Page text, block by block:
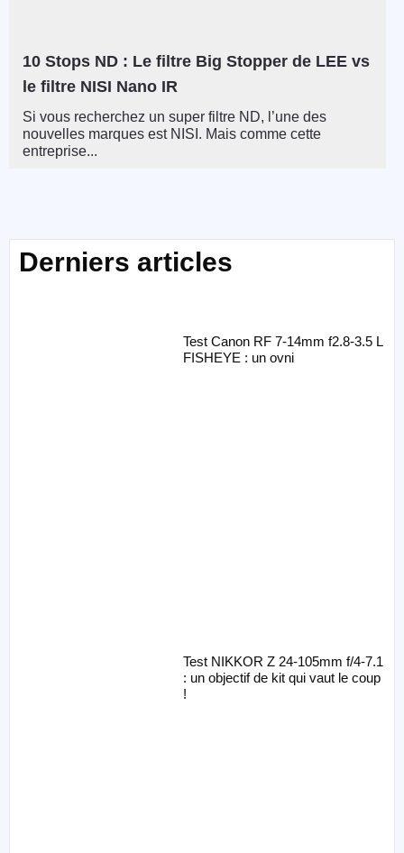
10 Stops ND : Le filtre Big Stopper de LEE vs
le filtre NISI Nano IR
Si vous recherchez un super filtre ND, l’une des
nouvelles marques est NISI. Mais comme cette
entreprise...
Derniers articles
Test Canon RF 7-14mm f2.8-3.5 L
FISHEYE : un ovni
Test NIKKOR Z 24-105mm f/4-7.1
: un objectif de kit qui vaut le coup
!